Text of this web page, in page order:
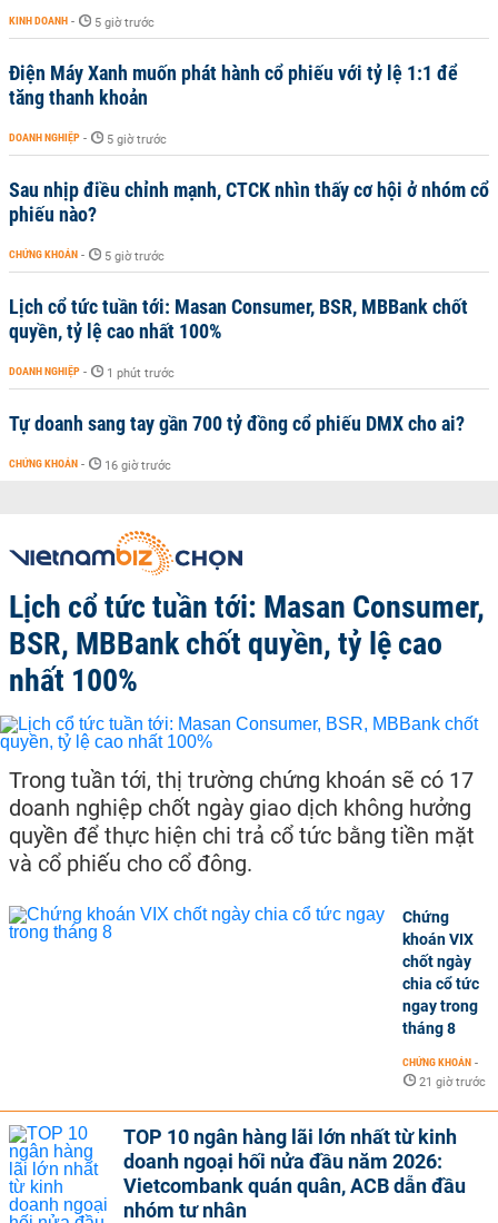
KINH DOANH - 5 giờ trước
Điện Máy Xanh muốn phát hành cổ phiếu với tỷ lệ 1:1 để
tăng thanh khoản
DOANH NGHIỆP - 5 giờ trước
Sau nhịp điều chỉnh mạnh, CTCK nhìn thấy cơ hội ở nhóm cổ
phiếu nào?
CHỨNG KHOÁN - 5 giờ trước
Lịch cổ tức tuần tới: Masan Consumer, BSR, MBBank chốt
quyền, tỷ lệ cao nhất 100%
DOANH NGHIỆP - 1 phút trước
Tự doanh sang tay gần 700 tỷ đồng cổ phiếu DMX cho ai?
CHỨNG KHOÁN - 16 giờ trước
Lịch cổ tức tuần tới: Masan Consumer,
BSR, MBBank chốt quyền, tỷ lệ cao
nhất 100%
Trong tuần tới, thị trường chứng khoán sẽ có 17
doanh nghiệp chốt ngày giao dịch không hưởng
quyền để thực hiện chi trả cổ tức bằng tiền mặt
và cổ phiếu cho cổ đông.
Chứng
khoán VIX
chốt ngày
chia cổ tức
ngay trong
tháng 8
CHỨNG KHOÁN -
21 giờ trước
TOP 10 ngân hàng lãi lớn nhất từ kinh
doanh ngoại hối nửa đầu năm 2026:
Vietcombank quán quân, ACB dẫn đầu
nhóm tư nhân